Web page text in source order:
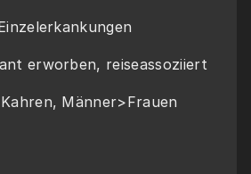
erworben, reiseassoziiert
Männer>Frauen